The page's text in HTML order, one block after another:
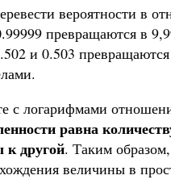
вероятности в
превращаются в
и 0.503
с логарифмами
равна
к другой. Таким
величины в